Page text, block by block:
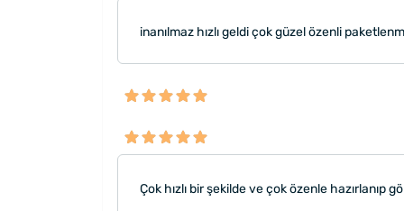
inanılmaz hızlı geldi çok güzel özenli
Çok hızlı bir şekilde ve çok özenle hazırlanıp